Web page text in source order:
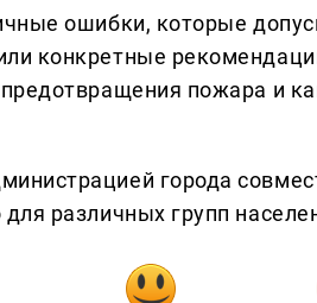
ошибки, которые
конкретные
пожара и
города
различных групп